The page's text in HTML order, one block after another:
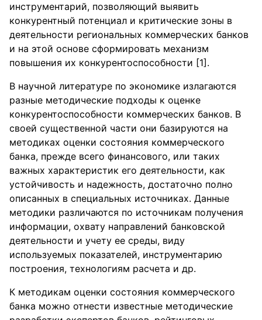
инструментарий, позволяющий выявить
конкурентный потенциал и критические зоны в
деятельности региональных коммерческих банков
и на этой основе сформировать механизм
повышения их конкурентоспособности [1].
В научной литературе по экономике излагаются
разные методические подходы к оценке
конкурентоспособности коммерческих банков. В
своей существенной части они базируются на
методиках оценки состояния коммерческого
банка, прежде всего финансового, или таких
важных характеристик его деятельности, как
устойчивость и надежность, достаточно полно
описанных в специальных источниках. Данные
методики различаются по источникам получения
информации, охвату направлений банковской
деятельности и учету ее среды, виду
используемых показателей, инструментарию
построения, технологиям расчета и др.
К методикам оценки состояния коммерческого
банка можно отнести известные методические